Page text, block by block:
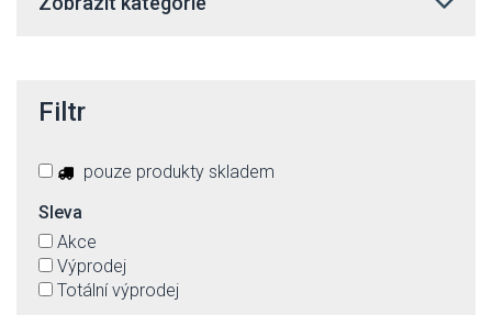
Filtr
pouze produkty skladem
Sleva
Akce
Výprodej
Totální výprodej